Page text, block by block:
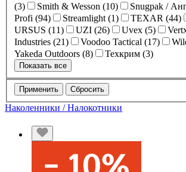
(3)
Smith & Wesson (10)
Profi (94)
Streamlight (1) TEXAR (44)
URSUS (11)
UZI (26) Uvex (5)
Industries (21)
Voodoo Tactical (17)
Yakeda Outdoors (8)
Техкрим (3)
Показать все
Применить Сбросить
Наколенники / Налокотники